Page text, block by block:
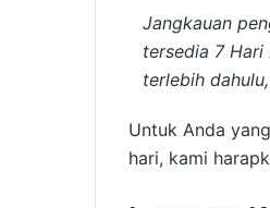
Jangkauan
tersedia 7
terlebih
Untuk Anda
hari, kami